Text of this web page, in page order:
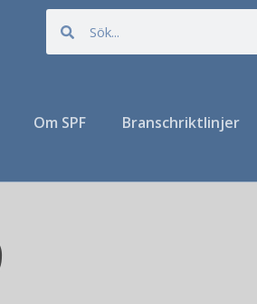
Om SPF Branschriktlinjer